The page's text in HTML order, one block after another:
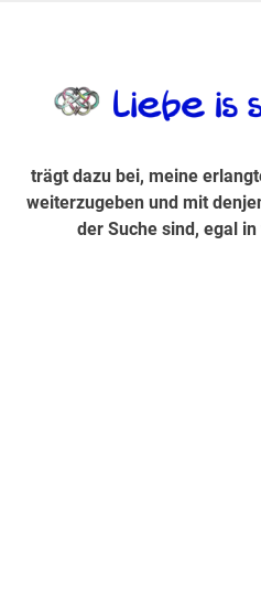
Suche sind, egal
trägt dazu bei, meine
weiterzugeben und mit
der Suche sind, egal